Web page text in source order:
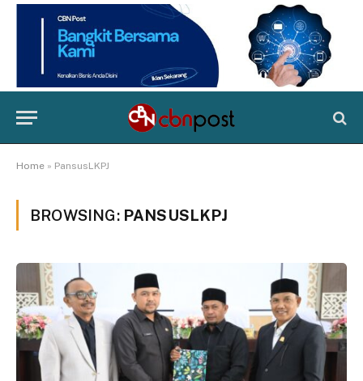
Home » PansusLKPJ
BROWSING: PANSUSLKPJ